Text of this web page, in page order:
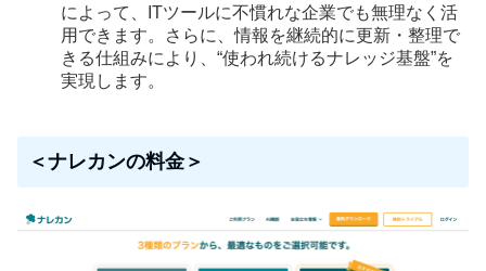
によって、ITツールに不慣れな企業でも無理なく活
用できます。さらに、情報を継続的に更新・整理で
きる仕組みにより、“使われ続けるナレッジ基盤”を
実現します。
＜ナレカンの料金＞